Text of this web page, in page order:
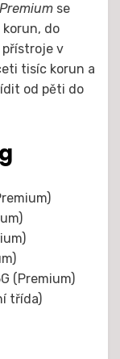
Premium se
do
přístroje v
tisíc korun a
od pěti do
(Premium)
třída)